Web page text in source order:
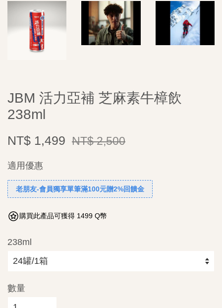
JBM 活力亞補 芝麻素牛樟飲
238ml
NT$ 1,499 NT$ 2,500
適用優惠
老朋友-會員獨享單筆滿100元贈2%回饋金
購買此產品可獲得 1499 Q幣
238ml
數量